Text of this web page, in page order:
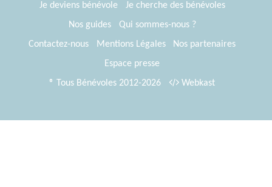
Je deviens bénévole
Je cherche des bénévoles
Nos guides
Qui sommes-nous ?
Contactez-nous
Mentions Légales
Nos partenaires
Espace presse
® Tous Bénévoles 2012-2026
Webkast